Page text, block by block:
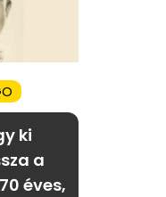
ki
a
éves,